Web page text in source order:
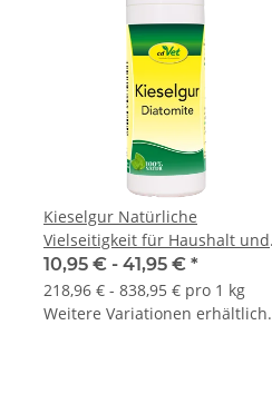
Kieselgur Natürliche
Vielseitigkeit für Haushalt und
Tierhaltung
10,95 € - 41,95 € *
218,96 € - 838,95 € pro 1 kg
Weitere Variationen erhältlich.